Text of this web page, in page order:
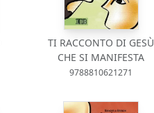
TI RACCONTO DI GESÙ
CHE SI MANIFESTA
9788810621271